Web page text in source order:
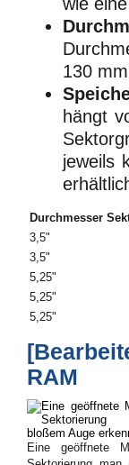
130
hängt
jeweils
Durchmesser
3,5"
3,5"
5,25"
5,25"
5,25"
[
RAM
Eine geöffnete